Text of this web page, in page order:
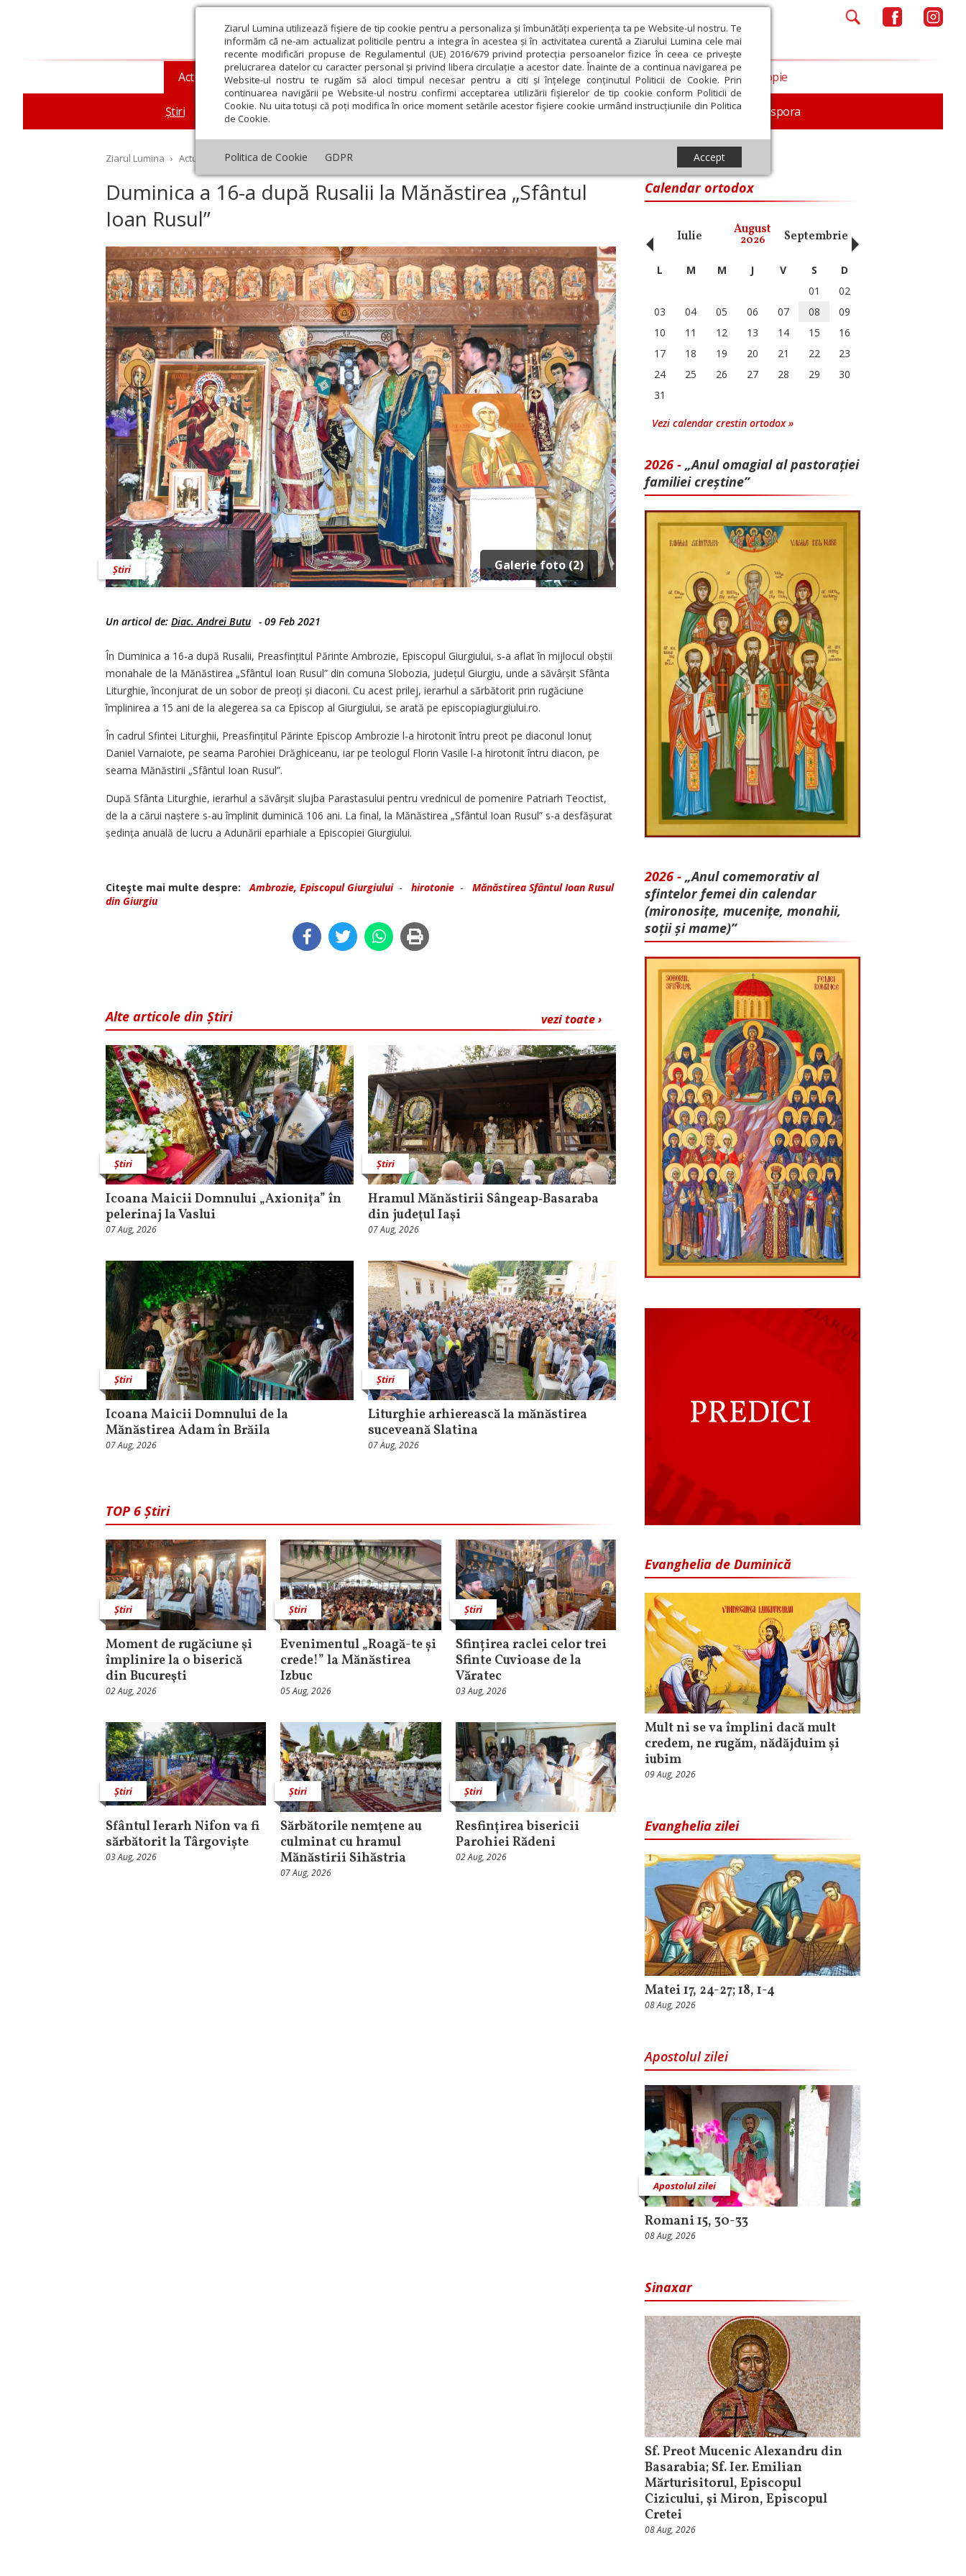
Ziarul Lumina utilizează fişiere de tip cookie pentru a personaliza și îmbunătăți experiența ta pe Website-ul nostru. Te
informăm că ne-am actualizat politicile pentru a integra în acestea și în activitatea curentă a Ziarului Lumina cele mai
recente modificări propuse de Regulamentul (UE) 2016/679 privind protecția persoanelor fizice în ceea ce privește
prelucrarea datelor cu caracter personal și privind libera circulație a acestor date. Înainte de a continua navigarea pe
Website-ul nostru te rugăm să aloci timpul necesar pentru a citi și înțelege conținutul Politicii de Cookie. Prin
continuarea navigării pe Website-ul nostru confirmi acceptarea utilizării fişierelor de tip cookie conform Politicii de
Cookie. Nu uita totuși că poți modifica în orice moment setările acestor fişiere cookie urmând instrucțiunile din Politica
de Cookie.
Politica de Cookie GDPR Accept
Actualitate religioasă
Știri Mesaje și cuvântări An omagial Comunicate de presă Documentar In memoriam Diaspora
Teologie și spiritualitate Educaţie și Cultură Societate Opinii Filantropie
Ziarul Lumina › Actualitate religioasă › Știri › Duminica a 16-a după Rusalii la Mănăstirea „Sfântul Ioan Rusul”
Duminica a 16-a după Rusalii la Mănăstirea „Sfântul
Ioan Rusul”
Galerie foto (2)
Știri
Un articol de: Diac. Andrei Butu - 09 Feb 2021
În Duminica a 16-a după Rusalii, Preasfințitul Părinte Ambrozie, Episcopul Giurgiului, s-a aflat în mijlocul obștii
monahale de la Mănăstirea „Sfântul Ioan Rusul” din comuna Slobozia, județul Giurgiu, unde a săvârșit Sfânta
Liturghie, înconjurat de un sobor de preoți și diaconi. Cu acest prilej, ierarhul a sărbătorit prin rugăciune
împlinirea a 15 ani de la alegerea sa ca Episcop al Giurgiului, se arată pe episcopiagiurgiului.ro.
În cadrul Sfintei Liturghii, Prea­sfințitul Părinte Episcop Ambrozie l-a hirotonit întru preot pe diaconul Ionuț
Daniel Varnaiote, pe seama Parohiei Drăghiceanu, iar pe teologul Florin Vasile l-a hirotonit întru diacon, pe
seama Mănăstirii „Sfântul Ioan Rusul”.
După Sfânta Liturghie, ierarhul a săvârșit slujba Parastasului pentru vrednicul de pomenire Patriarh Teoctist,
de la a cărui naștere s-au împlinit duminică 106 ani. La final, la Mănăstirea „Sfântul Ioan Rusul” s-a desfășurat
ședința anuală de lucru a Adunării eparhiale a Episcopiei Giurgiului.
Citeşte mai multe despre: Ambrozie, Episcopul Giurgiului- hirotonie - Mănăstirea Sfântul Ioan Rusul
din Giurgiu
vezi toate ›
Alte articole din Știri
Știri
Icoana Maicii Domnului „Axionița” în
pelerinaj la Vaslui
07 Aug, 2026
Știri
Hramul Mănăstirii Sângeap‑Basaraba
din judeţul Iaşi
07 Aug, 2026
Știri
Icoana Maicii Domnului de la
Mănăstirea Adam în Brăila
07 Aug, 2026
Știri
Liturghie arhierească la mănăstirea
suceveană Slatina
07 Aug, 2026
TOP 6 Știri
Știri
Moment de rugăciune şi
împlinire la o biserică
din Bucureşti
02 Aug, 2026
Știri
Evenimentul „Roagă-te și
crede!” la Mănăstirea
Izbuc
05 Aug, 2026
Știri
Sfințirea raclei celor trei
Sfinte Cuvioase de la
Văratec
03 Aug, 2026
Știri
Sfântul Ierarh Nifon va fi
sărbătorit la Târgoviște
03 Aug, 2026
Știri
Sărbătorile nemţene au
culminat cu hramul
Mănăstirii Sihăstria
07 Aug, 2026
Știri
Resfințirea bisericii
Parohiei Rădeni
02 Aug, 2026
Calendar ortodox
Iulie August
2026 Septembrie Octombrie
‹ L M M J V S
D
01
02
03
04 05 06 07 08
09
10
11 12 13 14 15
16
17
18 19 20 21 22
23
24
25 26 27 28 29
30
31
Vezi calendar crestin ortodox »
2026 - „Anul omagial al pastorației
familiei creștine”
2026 - „Anul comemorativ al
sfintelor femei din calendar
(mironosițe, mu­cenițe, monahii,
soții și mame)”
Evanghelia de Duminică
Mult ni se va împlini dacă mult
credem, ne rugăm, nădăjduim și
iubim
09 Aug, 2026
Evanghelia zilei
Matei 17, 24-27; 18, 1-4
08 Aug, 2026
Apostolul zilei
Apostolul zilei
Romani 15, 30-33
08 Aug, 2026
Sinaxar
Sf. Preot Mucenic Alexandru din
Basarabia; Sf. Ier. Emilian
Mărturisitorul, Episcopul
Cizicului, şi Miron, Episcopul
Cretei
08 Aug, 2026